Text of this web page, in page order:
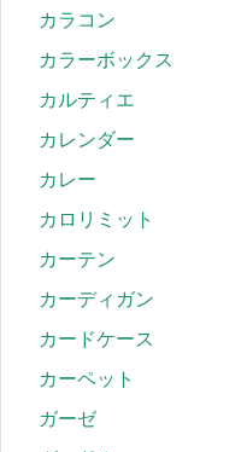
カラコン
カラーボックス
カルティエ
カレンダー
カレー
カロリミット
カーテン
カーディガン
カードケース
カーペット
ガーゼ